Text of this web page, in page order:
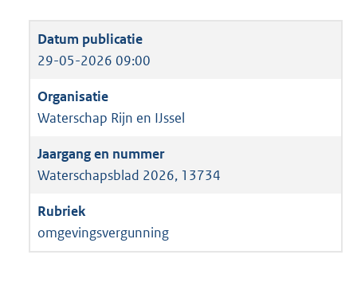
29-05-2026 09:00
Waterschap Rijn en IJssel
Waterschapsblad 2026, 13734
omgevingsvergunning